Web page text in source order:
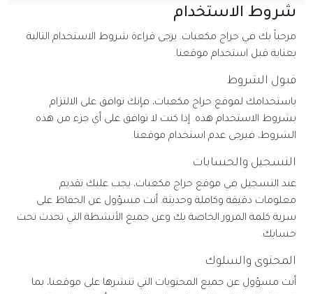
شروط الاستخدام
مرحباً بك في حراج مكعبات. يرجى قراءة شروط الاستخدام التالية
بعناية قبل استخدام موقعنا.
قبول الشروط
باستخدامك لموقع حراج مكعبات، فإنك توافق على الالتزام
بشروط الاستخدام هذه. إذا كنت لا توافق على أي جزء من هذه
الشروط، فيرجى عدم استخدام موقعنا.
التسجيل والحسابات
عند التسجيل في موقع حراج مكعبات، يجب عليك تقديم
معلومات دقيقة وكاملة وحديثة. أنت مسؤول عن الحفاظ على
سرية كلمة المرور الخاصة بك وعن جميع الأنشطة التي تحدث تحت
حسابك.
المحتوى والسلوك
أنت مسؤول عن جميع المحتويات التي تنشرها على موقعنا، بما